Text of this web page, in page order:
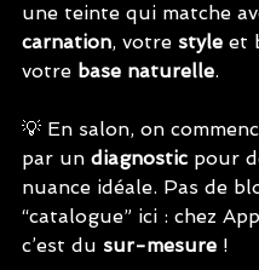
une teinte qui matche
carnation, votre style et
votre base naturelle.
💡 En salon, on
par un diagnostic pour
nuance idéale. Pas de
“catalogue” ici : chez
c’est du sur-mesure !